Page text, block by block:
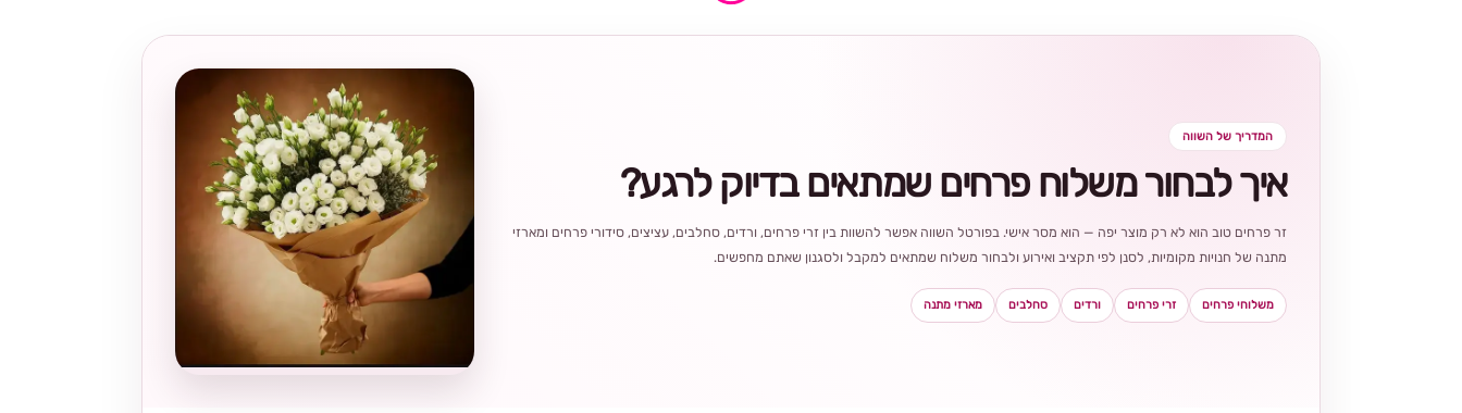
המדריך של השווה
איך לבחור משלוח פרחים שמתאים בדיוק לרגע?
זר פרחים טוב הוא לא רק מוצר יפה — הוא מסר אישי. בפורטל השווה אפשר להשוות בין זרי פרחים, ורדים, סחלבים, עציצים, סידורי פרחים ומארזי
מתנה של חנויות מקומיות, לסנן לפי תקציב ואירוע ולבחור משלוח שמתאים למקבל ולסגנון שאתם מחפשים.
משלוחי פרחים זרי פרחים ורדים סחלבים מארזי מתנה